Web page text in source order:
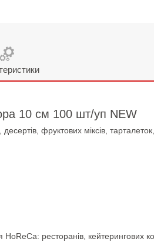
10 см 100 шт/уп NEW
фруктових міксів,
ресторанів, кейтерингових